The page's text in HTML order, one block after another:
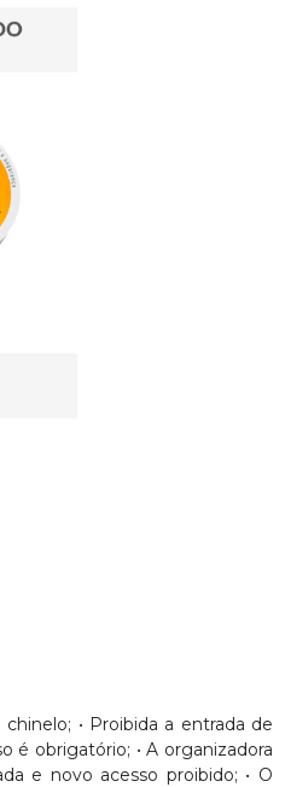
• Proibida a entrada de
é obrigatório; • A organizadora
e novo acesso proibido; • O